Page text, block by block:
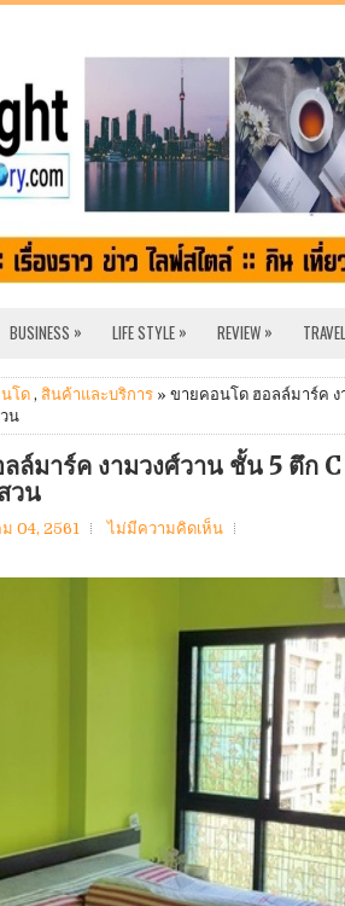
BUSINESS » LIFE STYLE » REVIEW » TRAVEL
โด , สินค้าและบริการ » ขายคอนโด ฮอลล์มาร์ค
น
ล์มาร์ค งามวงศ์วาน ชั้น 5 ตึก
วน
04, 2561 ไม่มีความคิดเห็น